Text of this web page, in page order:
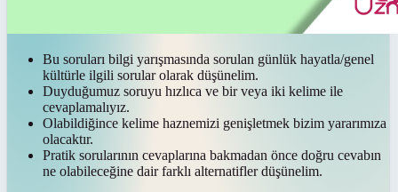
Bu soruları bilgi yarışmasında sorulan günlük hayatla/genel
kültürle ilgili sorular olarak düşünelim.
Duyduğumuz soruyu hızlıca ve bir veya iki kelime ile
cevaplamalıyız.
Olabildiğince kelime haznemizi genişletmek bizim yararımıza
olacaktır.
Pratik sorularının cevaplarına bakmadan önce doğru cevabın
ne olabileceğine dair farklı alternatifler düşünelim.